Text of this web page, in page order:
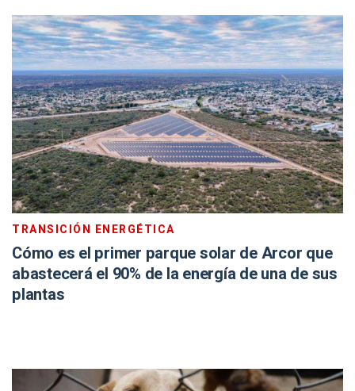
TRANSICIÓN ENERGÉTICA
Cómo es el primer parque solar de Arcor que
abastecerá el 90% de la energía de una de sus
plantas